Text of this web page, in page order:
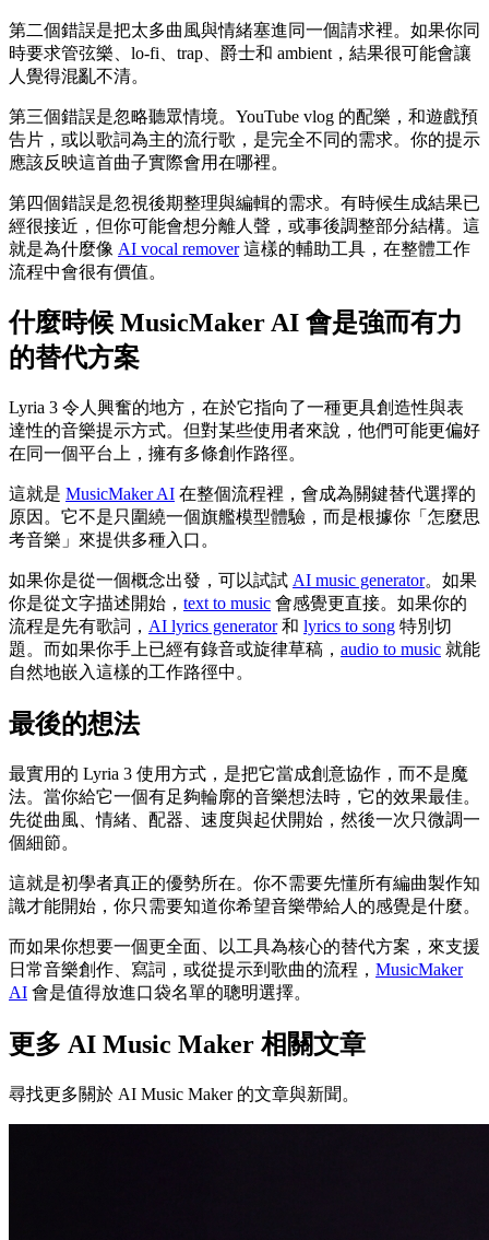
第二個錯誤是把太多曲風與情緒塞進同一個請求裡。如果你同
時要求管弦樂、lo-fi、trap、爵士和 ambient，結果很可能會讓
人覺得混亂不清。
第三個錯誤是忽略聽眾情境。YouTube vlog 的配樂，和遊戲預
告片，或以歌詞為主的流行歌，是完全不同的需求。你的提示
應該反映這首曲子實際會用在哪裡。
第四個錯誤是忽視後期整理與編輯的需求。有時候生成結果已
經很接近，但你可能會想分離人聲，或事後調整部分結構。這
就是為什麼像 AI vocal remover這樣的輔助工具，在整體工作
流程中會很有價值。
什麼時候 MusicMaker AI 會是強而有力
的替代方案
Lyria 3 令人興奮的地方，在於它指向了一種更具創造性與表
達性的音樂提示方式。但對某些使用者來說，他們可能更偏好
在同一個平台上，擁有多條創作路徑。
這就是 MusicMaker AI 在整個流程裡，會成為關鍵替代選擇的
原因。它不是只圍繞一個旗艦模型體驗，而是根據你「怎麼思
考音樂」來提供多種入口。
如果你是從一個概念出發，可以試試 AI music generator。如果
你是從文字描述開始， text to music 會感覺更直接。如果你的
流程是先有歌詞， AI lyrics generator和 lyrics to song 特別切
題。而如果你手上已經有錄音或旋律草稿， audio to music 就能
自然地嵌入這樣的工作路徑中。
最後的想法
最實用的 Lyria 3 使用方式，是把它當成創意協作，而不是魔
法。當你給它一個有足夠輪廓的音樂想法時，它的效果最佳。
先從曲風、情緒、配器、速度與起伏開始，然後一次只微調一
個細節。
這就是初學者真正的優勢所在。你不需要先懂所有編曲製作知
識才能開始，你只需要知道你希望音樂帶給人的感覺是什麼。
而如果你想要一個更全面、以工具為核心的替代方案，來支援
日常音樂創作、寫詞，或從提示到歌曲的流程， MusicMaker
AI 會是值得放進口袋名單的聰明選擇。
更多 AI Music Maker 相關文章
尋找更多關於 AI Music Maker 的文章與新聞。